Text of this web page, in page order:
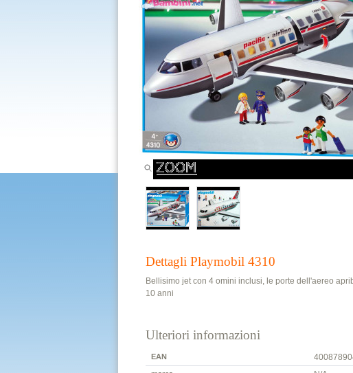
Dettagli Playmobil 4310
Bellisimo jet con 4 omini inclusi, le porte dell'aereo
10 anni
Ulteriori informazioni
EAN